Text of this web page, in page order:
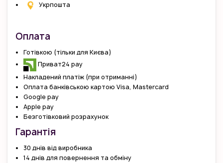
Укрпошта
Оплата
Готівкою (тільки для Києва)
Приват24 pay
Накладений платіж (при отриманні)
Оплата банківською картою Visa, Mastercard
Google pay
Apple pay
Безготівковий розрахунок
Гарантiя
30 днів від виробника
14 днів для повернення та обміну